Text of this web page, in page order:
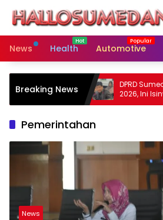
content
News
Health Automotive
Breaking News
Dorong
dan Dekat
DPRD Sumedang
2026, Ini Isinya
Pemerintahan
News